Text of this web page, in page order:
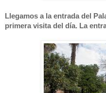
Llegamos a la entrada del
primera visita del día. La